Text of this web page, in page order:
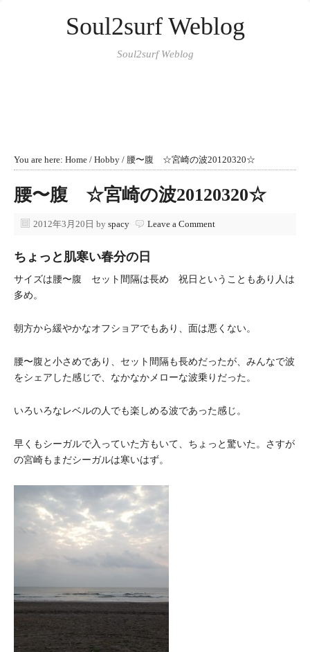
Soul2surf Weblog
Soul2surf Weblog
You are here: Home / Hobby / 腰〜腹 ☆宮崎の波20120320☆
腰〜腹 ☆宮崎の波20120320☆
2012年3月20日 by spacy Leave a Comment
ちょっと肌寒い春分の日
サイズは腰〜腹 セット間隔は長め 祝日ということもあり人は
多め。
朝方から緩やかなオフショアでもあり、面は悪くない。
腰〜腹と小さめであり、セット間隔も長めだったが、みんなで波
をシェアした感じで、なかなかメローな波乗りだった。
いろいろなレベルの人でも楽しめる波であった感じ。
早くもシーガルで入っていた方もいて、ちょっと驚いた。さすが
の宮崎もまだシーガルは寒いはず。